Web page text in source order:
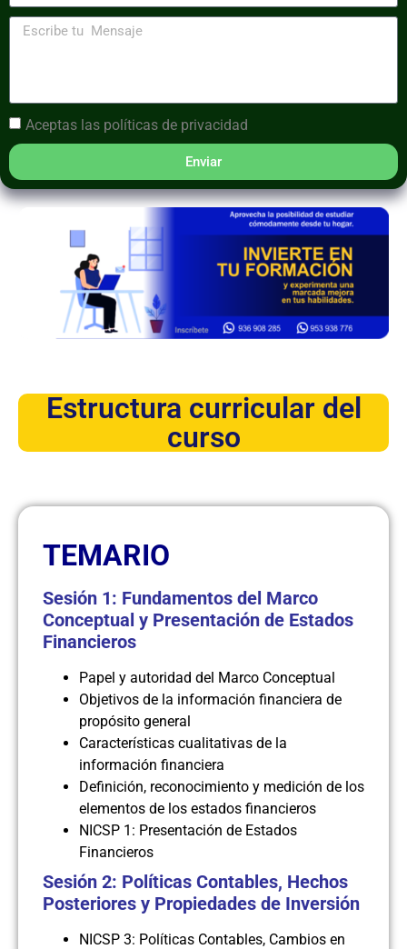
Aceptas las políticas de privacidad
Enviar
Estructura curricular del
curso
TEMARIO
Sesión 1: Fundamentos del Marco
Conceptual y Presentación de Estados
Financieros
Papel y autoridad del Marco Conceptual
Objetivos de la información financiera de
propósito general
Características cualitativas de la
información financiera
Definición, reconocimiento y medición de los
elementos de los estados financieros
NICSP 1: Presentación de Estados
Financieros
Sesión 2: Políticas Contables, Hechos
Posteriores y Propiedades de Inversión
NICSP 3: Políticas Contables, Cambios en